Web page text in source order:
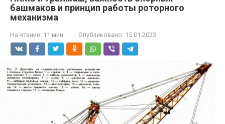
башмаков и принцип работы роторного
механизма
На чтение: 11 мин Опубликовано: 15.01.2023